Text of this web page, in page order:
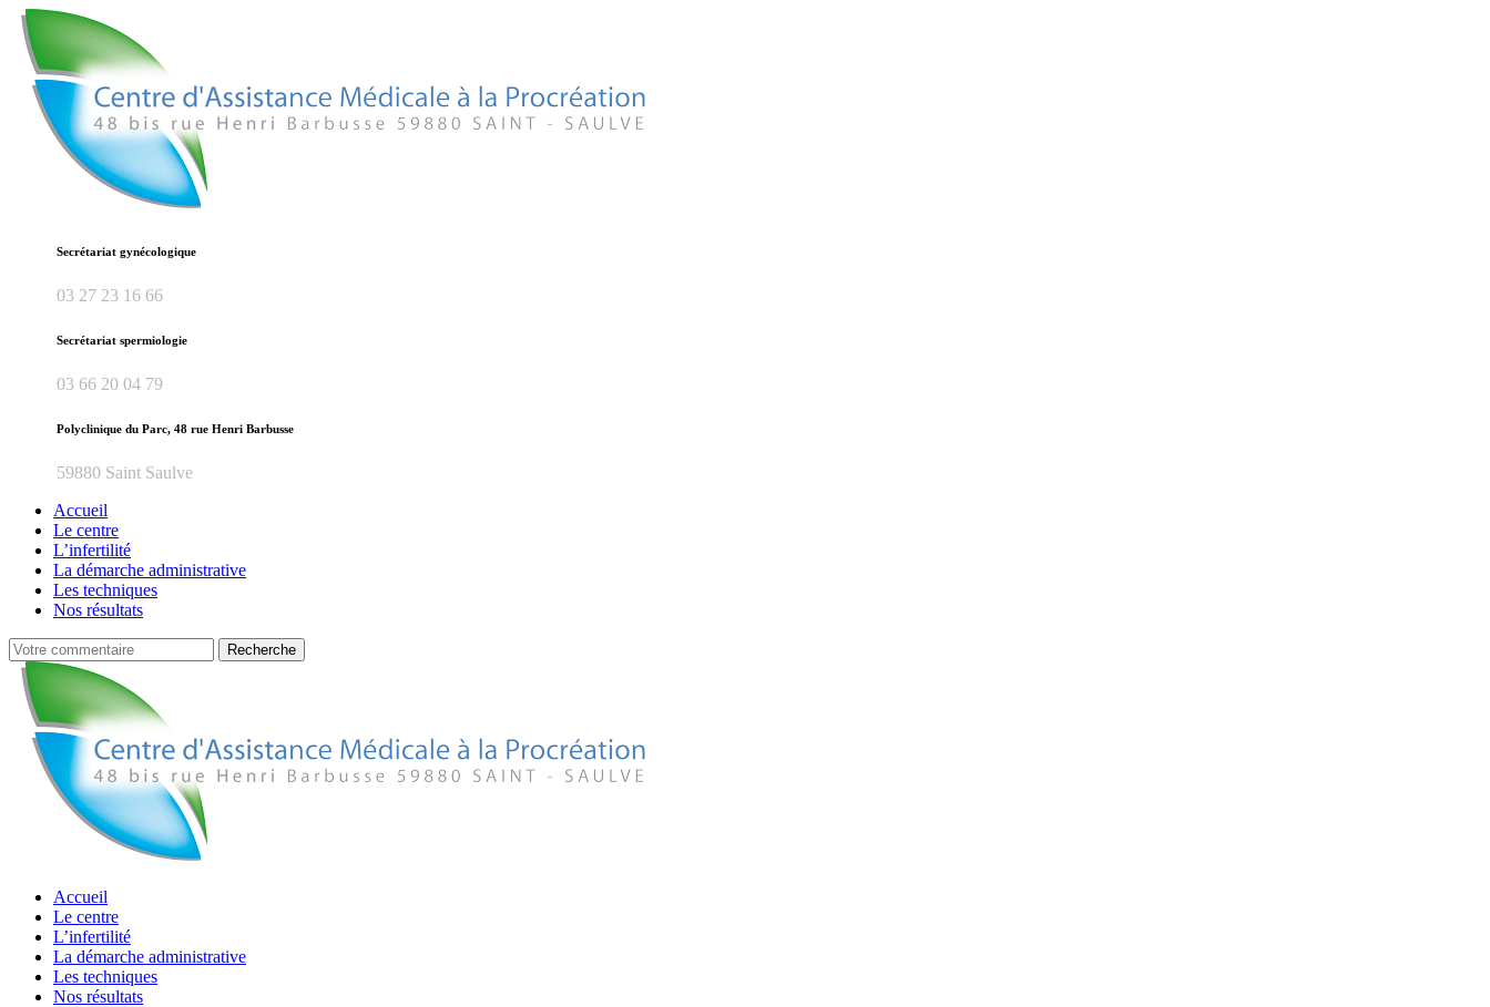
Secrétariat gynécologique
03 27 23 16 66
Secrétariat spermiologie
03 66 20 04 79
Polyclinique du Parc, 48 rue Henri Barbusse
59880 Saint Saulve
Accueil
Le centre
L’infertilité
La démarche administrative
Les techniques
Nos résultats
Accueil
Le centre
L’infertilité
La démarche administrative
Les techniques
Nos résultats